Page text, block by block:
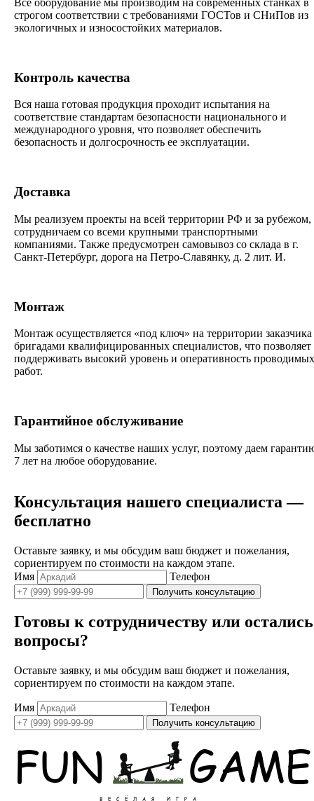
Все оборудование мы производим на современных станках в
строгом соответствии с требованиями ГОСТов и СНиПов из
экологичных и износостойких материалов.
Контроль качества
Вся наша готовая продукция проходит испытания на
соответствие стандартам безопасности национального и
международного уровня, что позволяет обеспечить
безопасность и долгосрочность ее эксплуатации.
Доставка
Мы реализуем проекты на всей территории РФ и за рубежом,
сотрудничаем со всеми крупными транспортными
компаниями. Также предусмотрен самовывоз со склада в г.
Санкт-Петербург, дорога на Петро-Славянку, д. 2 лит. И.
Монтаж
Монтаж осуществляется «под ключ» на территории заказчика
бригадами квалифицированных специалистов, что позволяет
поддерживать высокий уровень и оперативность проводимых
работ.
Гарантийное обслуживание
Мы заботимся о качестве наших услуг, поэтому даем
7 лет на любое оборудование.
Консультация нашего специалиста —
бесплатно
Оставьте заявку, и мы обсудим ваш бюджет и пожелания,
сориентируем по стоимости на каждом этапе.
Имя
Телефон
Получить консультацию
Готовы к сотрудничеству или остались
вопросы?
Оставьте заявку, и мы обсудим ваш бюджет и пожелания,
сориентируем по стоимости на каждом этапе.
Имя Телефон
Получить консультацию